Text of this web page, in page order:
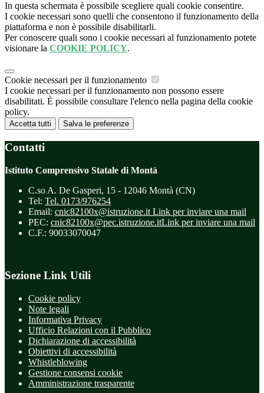
In questa schermata è possibile scegliere quali cookie consentire.
I cookie necessari sono quelli che consentono il funzionamento della
piattaforma e non è possibile disabilitarli.
Per conoscere quali sono i cookie necessari al funzionamento potete
visionare la COOKIE POLICY.
Cookie necessari per il funzionamento
I cookie necessari per il funzionamento non possono essere
disabilitati. È possibile consultare l'elenco nella pagina della cookie
policy.
Accetta tutti Salva le preferenze
Contatti
Istituto Comprensivo Statale di Montà
C.so A. De Gasperi, 15 - 12046 Montà (CN)
Tel: Tel. 0173/976254
Email: cnic82100x@istruzione.it Link per inviare una mail
PEC: cnic82100x@pec.istruzione.itLink per inviare una mail
C.F.: 90033070047
Sezione Link Utili
Cookie policy
Note legali
Informativa Privacy
Ufficio Relazioni con il Pubblico
Dichiarazione di accessibilità
Obiettivi di accessibilità
Whistleblowing
Gestione consensi cookie
Amministrazione trasparente